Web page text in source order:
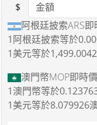
Amount
$
阿根廷披索ARS即
1阿根廷披索等於
1美元等於
澳門幣MOP即時
1澳門幣等於
1美元等於8.079926